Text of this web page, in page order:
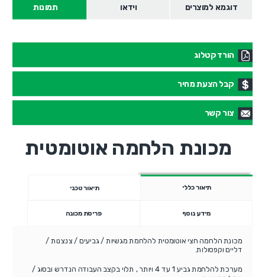
תמונות וידאו דוגמא למוצרים
הורד קטלוג
קבל הצעת מחיר
צור קשר
מכונת הלחמה אוטומטית
תיאור כללי תיאור טכני
מידע נוסף פריסת מכונה
מכונת הלחמה חצי אוטומטית להלחמת מגשיות / גביעים / צנצנות /
דליים וקפסולות.
מערכת להלחמת גביע 1 עד 4 ויותר , תלוי בקצב העבודה הנדרש ובסוג /